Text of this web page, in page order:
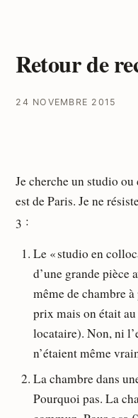
Retour de
24 NOVEMBRE 2015
Je cherche un studio
est de Paris. Je ne
3 :
Le « studio en
d’une grande pièce
même de chambre
prix mais on était
locataire). Non, ni
n’étaient même
La chambre dans
Pourquoi pas. La